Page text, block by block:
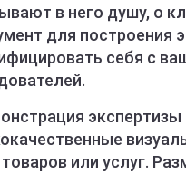
в него душу, о
для построения
себя с
экспертизы
или услуг.